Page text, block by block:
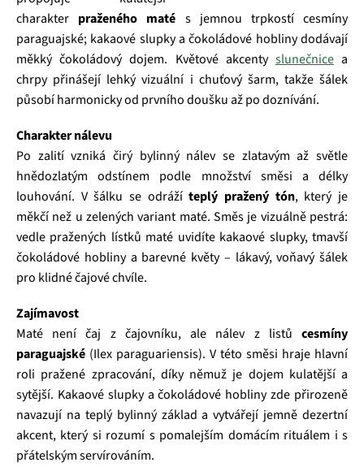
charakter praženého maté s jemnou trpkostí cesmíny
paraguajské; kakaové slupky a čokoládové hobliny dodávají
měkký čokoládový dojem. Květové akcenty slunečnicea
chrpy přinášejí lehký vizuální i chuťový šarm, takže šálek
působí harmonicky od prvního doušku až po doznívání.
Charakter nálevu
Po zalití vzniká čirý bylinný nálev se zlatavým až světle
hnědozlatým odstínem podle množství směsi a délky
louhování. V šálku se odrážíteplý pražený tón, který je
měkčí než u zelených variant maté. Směs je vizuálně pestrá:
vedle pražených lístků maté uvidíte kakaové slupky, tmavší
čokoládové hobliny a barevné květy – lákavý, voňavý šálek
pro klidné čajové chvíle.
Zajímavost
Maté není čaj z čajovníku, ale nálev z listů cesmíny
paraguajské (Ilex paraguariensis). V této směsi hraje hlavní
roli pražené zpracování, díky němuž je dojem kulatější a
sytější. Kakaové slupky a čokoládové hobliny zde přirozeně
navazují na teplý bylinný základ a vytvářejí jemně dezertní
akcent, který si rozumí s pomalejším domácím rituálem i s
přátelským servírováním.